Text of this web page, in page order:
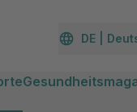
DE |